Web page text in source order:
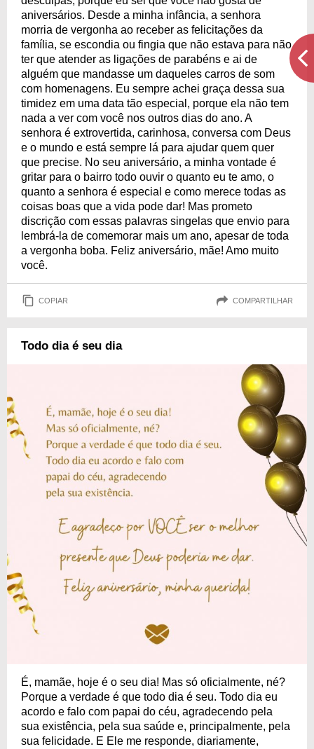
aniversários. Desde a minha infância, a senhora
morria de vergonha ao receber as felicitações da
família, se escondia ou fingia que não estava para não
ter que atender as ligações de parabéns e ai de
alguém que mandasse um daqueles carros de som
com homenagens. Eu sempre achei graça dessa sua
timidez em uma data tão especial, porque ela não tem
nada a ver com você nos outros dias do ano. A
senhora é extrovertida, carinhosa, conversa com Deus
e o mundo e está sempre lá para ajudar quem quer
que precise. No seu aniversário, a minha vontade é
gritar para o bairro todo ouvir o quanto eu te amo, o
quanto a senhora é especial e como merece todas as
coisas boas que a vida pode dar! Mas prometo
discrição com essas palavras singelas que envio para
lembrá-la de comemorar mais um ano, apesar de toda
a vergonha boba. Feliz aniversário, mãe! Amo muito
você.
COPIAR COMPARTILHAR
Todo dia é seu dia
É, mamãe, hoje é o seu dia! Mas só oficialmente, né?
Porque a verdade é que todo dia é seu. Todo dia eu
acordo e falo com papai do céu, agradecendo pela
sua existência, pela sua saúde e, principalmente, pela
sua felicidade. E Ele me responde, diariamente,